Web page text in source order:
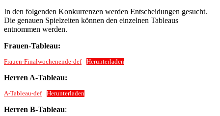
In den folgenden Konkurrenzen werden Entscheidungen gesucht.
Die genauen Spielzeiten können den einzelnen Tableaus
entnommen werden.
Frauen-Tableau:
Frauen-Finalwochenende-def Herunterladen
Herren A-Tableau:
A-Tableau-def Herunterladen
Herren B-Tableau: